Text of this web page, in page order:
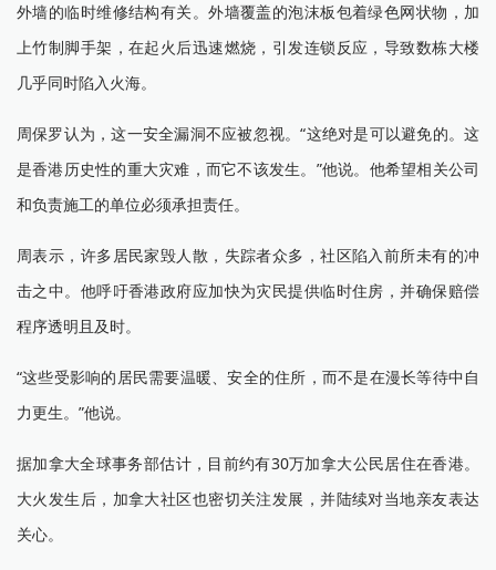
外墙的临时维修结构有关。外墙覆盖的泡沫板包着绿色网状物，加
上竹制脚手架，在起火后迅速燃烧，引发连锁反应，导致数栋大楼
几乎同时陷入火海。
周保罗认为，这一安全漏洞不应被忽视。“这绝对是可以避免的。这
是香港历史性的重大灾难，而它不该发生。”他说。他希望相关公司
和负责施工的单位必须承担责任。
周表示，许多居民家毁人散，失踪者众多，社区陷入前所未有的冲
击之中。他呼吁香港政府应加快为灾民提供临时住房，并确保赔偿
程序透明且及时。
“这些受影响的居民需要温暖、安全的住所，而不是在漫长等待中自
力更生。”他说。
据加拿大全球事务部估计，目前约有30万加拿大公民居住在香港。
大火发生后，加拿大社区也密切关注发展，并陆续对当地亲友表达
关心。